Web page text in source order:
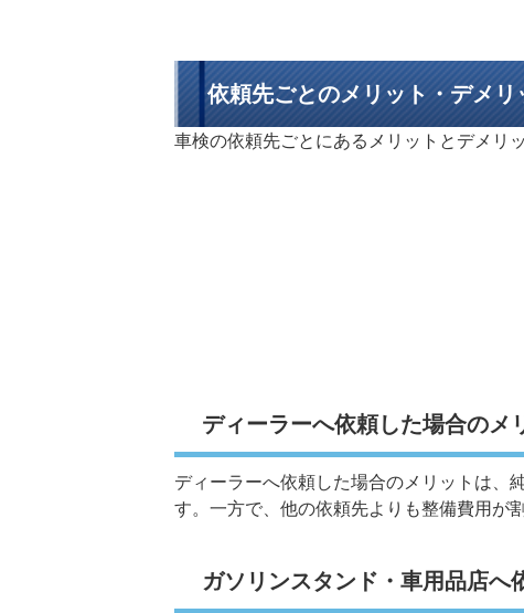
依頼先ごとのメリット・デメリ
車検の依頼先ごとにあるメリットとデメリ
ディーラーへ依頼した場合のメ
ディーラーへ依頼した場合のメリットは、
す。一方で、他の依頼先よりも整備費用が
ガソリンスタンド・車用品店へ